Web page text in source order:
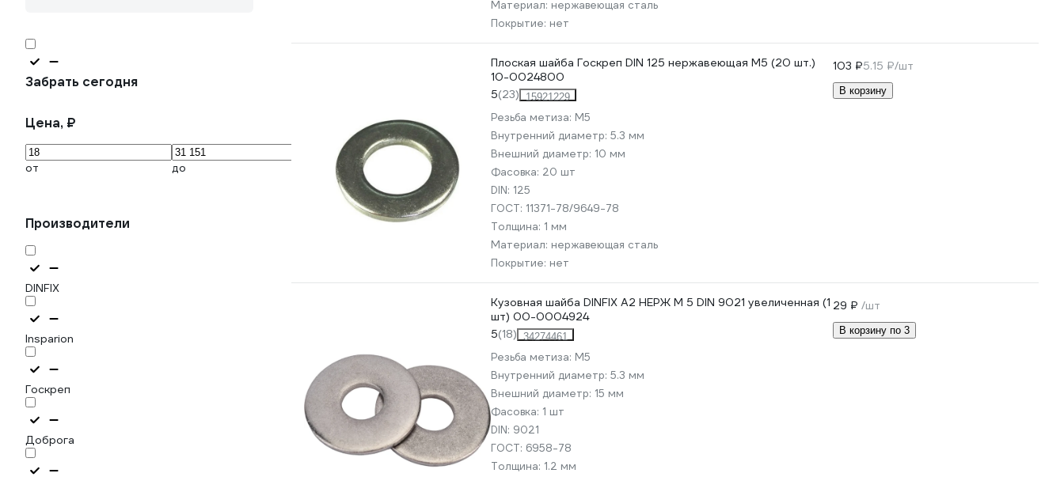
Забрать сегодня
Цена, ₽
от до
Производители
DINFIX
Insparion
Госкреп
Доброга
Материал: нержавеющая сталь
Покрытие: нет
Плоская шайба Госкреп DIN 125 нержавеющая M5 (20 шт.)
10-0024800
5(23) 15921229
Резьба метиза: М5
Внутренний диаметр: 5.3 мм
Внешний диаметр: 10 мм
Фасовка: 20 шт
DIN: 125
ГОСТ: 11371-78/9649-78
Толщина: 1 мм
Материал: нержавеющая сталь
Покрытие: нет
103 ₽5.15 ₽/шт
В корзину
Кузовная шайба DINFIX А2 НЕРЖ М 5 DIN 9021 увеличенная (1
шт) 00-0004924
5(18) 34274461
Резьба метиза: М5
Внутренний диаметр: 5.3 мм
Внешний диаметр: 15 мм
Фасовка: 1 шт
DIN: 9021
ГОСТ: 6958-78
Толщина: 1.2 мм
29 ₽ /шт
В корзину по 3